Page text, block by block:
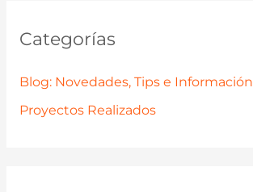
Categorías
Blog: Novedades, Tips e Información
Proyectos Realizados